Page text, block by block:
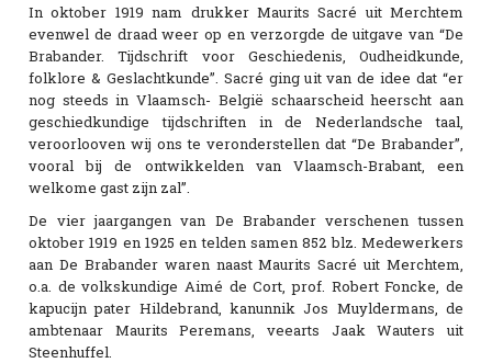
In oktober 1919 nam drukker Maurits Sacré uit Merchtem
evenwel de draad weer op en verzorgde de uitgave van “De
Brabander. Tijdschrift voor Geschiedenis, Oudheidkunde,
folklore & Geslachtkunde”. Sacré ging uit van de idee dat “er
nog steeds in Vlaamsch- België schaarscheid heerscht aan
geschiedkundige tijdschriften in de Nederlandsche taal,
veroorlooven wij ons te veronderstellen dat “De Brabander”,
vooral bij de ontwikkelden van Vlaamsch-Brabant, een
welkome gast zijn zal”.
De vier jaargangen van De Brabander verschenen tussen
oktober 1919 en 1925 en telden samen 852 blz. Medewerkers
aan De Brabander waren naast Maurits Sacré uit Merchtem,
o.a. de volkskundige Aimé de Cort, prof. Robert Foncke, de
kapucijn pater Hildebrand, kanunnik Jos Muyldermans, de
ambtenaar Maurits Peremans, veearts Jaak Wauters uit
Steenhuffel.